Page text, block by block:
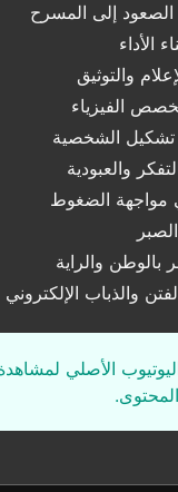
إلى المسرح
الأداء
والتوثيق
الفيزياء
تشكيل الشخصية
والعبودية
مواجهة الضغوط
بالوطن والراية
والذباب الإلكتروني
الأصلي